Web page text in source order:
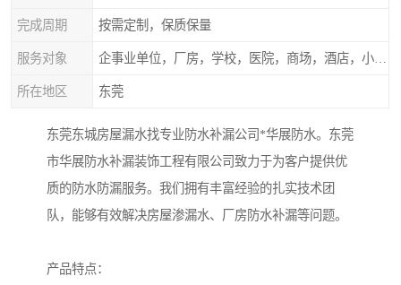
完成周期 按需定制，保质保量
服务对象
所在地区 东莞
东莞东城房屋漏水找专业防水补漏公司*华展防水。东莞
市华展防水补漏装饰工程有限公司致力于为客户提供优
质的防水防漏服务。我们拥有丰富经验的扎实技术团
队，能够有效解决房屋渗漏水、厂房防水补漏等问题。
产品特点：